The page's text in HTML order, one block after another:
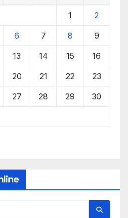
1 2
6 7 8 9
13 14 15 16
20 21 22 23
27 28 29 30